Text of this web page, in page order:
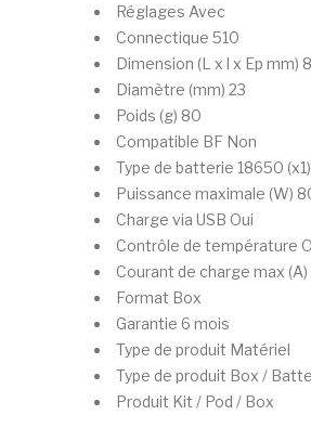
Réglages Avec
Connectique 510
Dimension (L x l x Ep mm)
Diamètre (mm) 23
Poids (g) 80
Compatible BF Non
Type de batterie 18650 (x1)
Puissance maximale (W)
Charge via USB Oui
Contrôle de température
Courant de charge max (A)
Format Box
Garantie 6 mois
Type de produit Matériel
Type de produit Box /
Produit Kit / Pod / Box